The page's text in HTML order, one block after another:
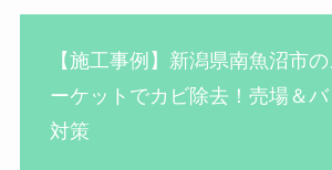
【施工事例】新潟県南魚沼市
ーケットでカビ除去！売場＆
対策